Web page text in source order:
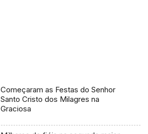
Começaram as Festas do Senhor
Santo Cristo dos Milagres na
Graciosa